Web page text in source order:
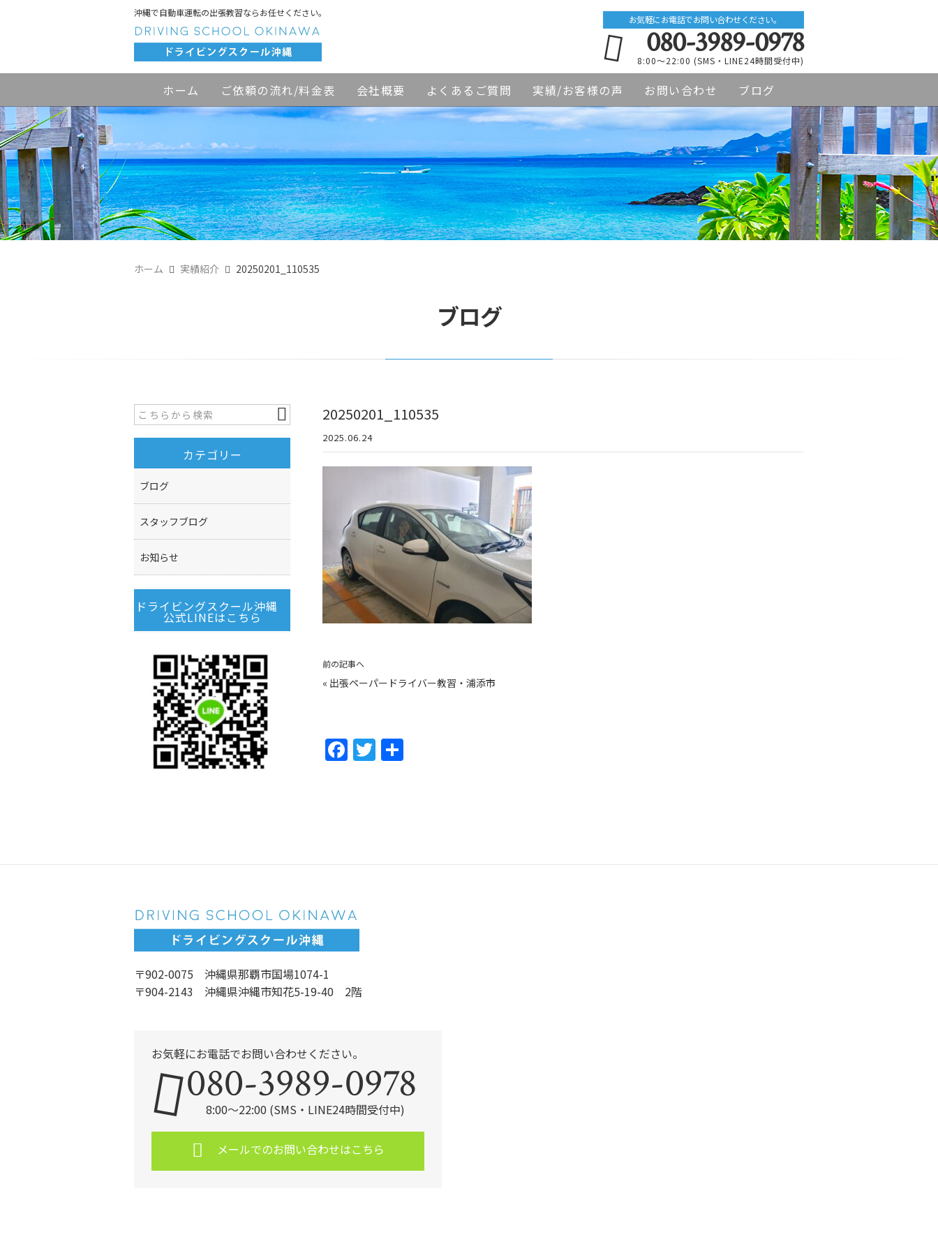
沖縄で自動車運転の出張教習ならお任せください。
お気軽にお電話でお問い合わせください。
080-3989-0978
8:00～22:00 (SMS・LINE24時間受付中)
ホーム ご依頼の流れ/料金表 会社概要 よくあるご質問 実績/お客様の声 お問い合わせ ブログ
ホーム 実績紹介 20250201_110535
ブログ
20250201_110535
2025.06.24
前の記事へ
« 出張ペーパードライバー教習・浦添市
F
k
T
カテゴリー
ブログ
スタッフブログ
お知らせ
ドライビングスクール沖縄
公式LINEはこちら
〒902-0075 沖縄県那覇市国場1074-1
〒904-2143 沖縄県沖縄市知花5-19-40 2階
お気軽にお電話でお問い合わせください。
080-3989-0978
8:00～22:00 (SMS・LINE24時間受付中)
メールでのお問い合わせはこちら